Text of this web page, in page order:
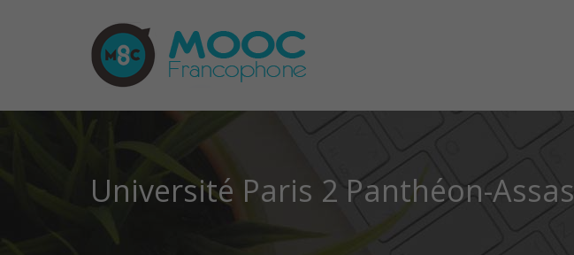
Université Paris 2 Panthéon-Assas